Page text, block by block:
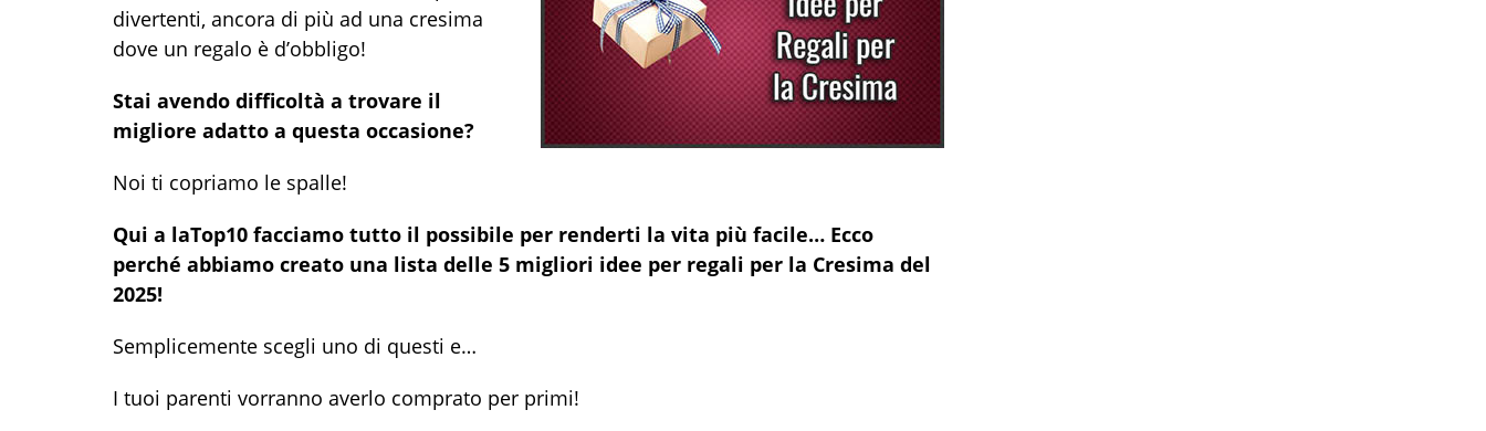
divertenti, ancora di più ad una cresima
dove un regalo è d’obbligo!
Stai avendo difficoltà a trovare il
migliore adatto a questa occasione?
Noi ti copriamo le spalle!
Qui a laTop10 facciamo tutto il possibile per renderti la vita più facile… Ecco
perché abbiamo creato una lista delle 5 migliori idee per regali per la Cresima del
2025!
Semplicemente scegli uno di questi e…
I tuoi parenti vorranno averlo comprato per primi!